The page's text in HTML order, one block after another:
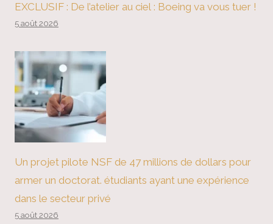
EXCLUSIF : De l’atelier au ciel : Boeing va vous tuer !
5 août 2026
Un projet pilote NSF de 47 millions de dollars pour
armer un doctorat. étudiants ayant une expérience
dans le secteur privé
5 août 2026